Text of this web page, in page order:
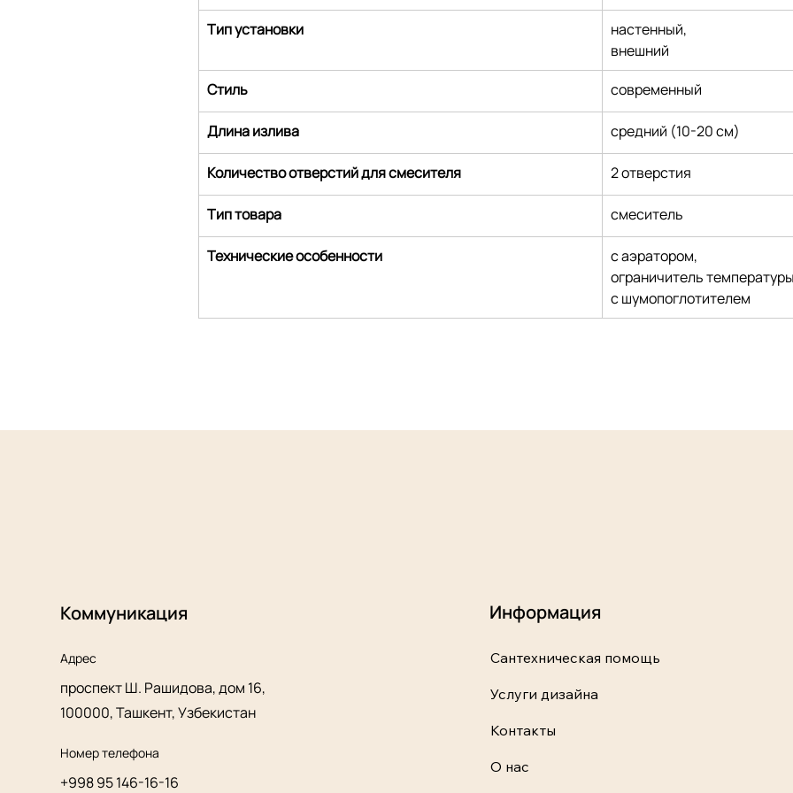
Тип установки
настенный,
внешний
Стиль
современный
Длина излива средний (10-20 см)
Количество отверстий для смесителя 2 отверстия
Тип товара смеситель
Технические особенности
с аэратором,
ограничитель
с шумопоглотителем
Коммуникация
Адрес
проспект Ш. Рашидова, дом 16,
100000, Ташкент, Узбекистан
Номер телефона
+998 95 146-16-16
Информация
Сантехническая помощь
Услуги дизайна
Контакты
О нас